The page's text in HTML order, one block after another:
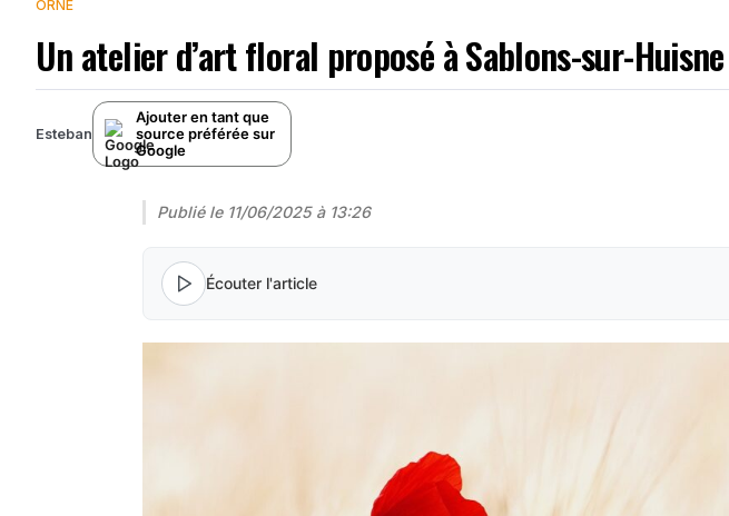
ORNE
Un atelier d’art floral proposé à Sablons-sur-
Esteban
Ajouter en tant que
source préférée sur
Google
Publié le 11/06/2025 à 13:26
Écouter l'article